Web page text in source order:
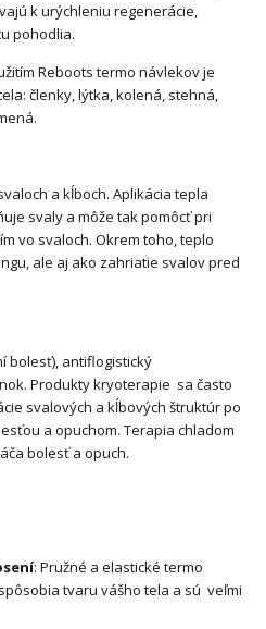
k urýchleniu regenerácie,
pohodlia.
Reboots termo návlekov je
členky, lýtka, kolená, stehná,
a kĺboch. Aplikácia tepla
svaly a môže tak pomôcť pri
vo svaloch. Okrem toho, teplo
ale aj ako zahriatie svalov pred
bolesť), antiflogistický
Produkty kryoterapie sa často
svalových a kĺbových štruktúr po
a opuchom. Terapia chladom
bolesť a opuch.
: Pružné a elastické termo
tvaru vášho tela a sú veľmi